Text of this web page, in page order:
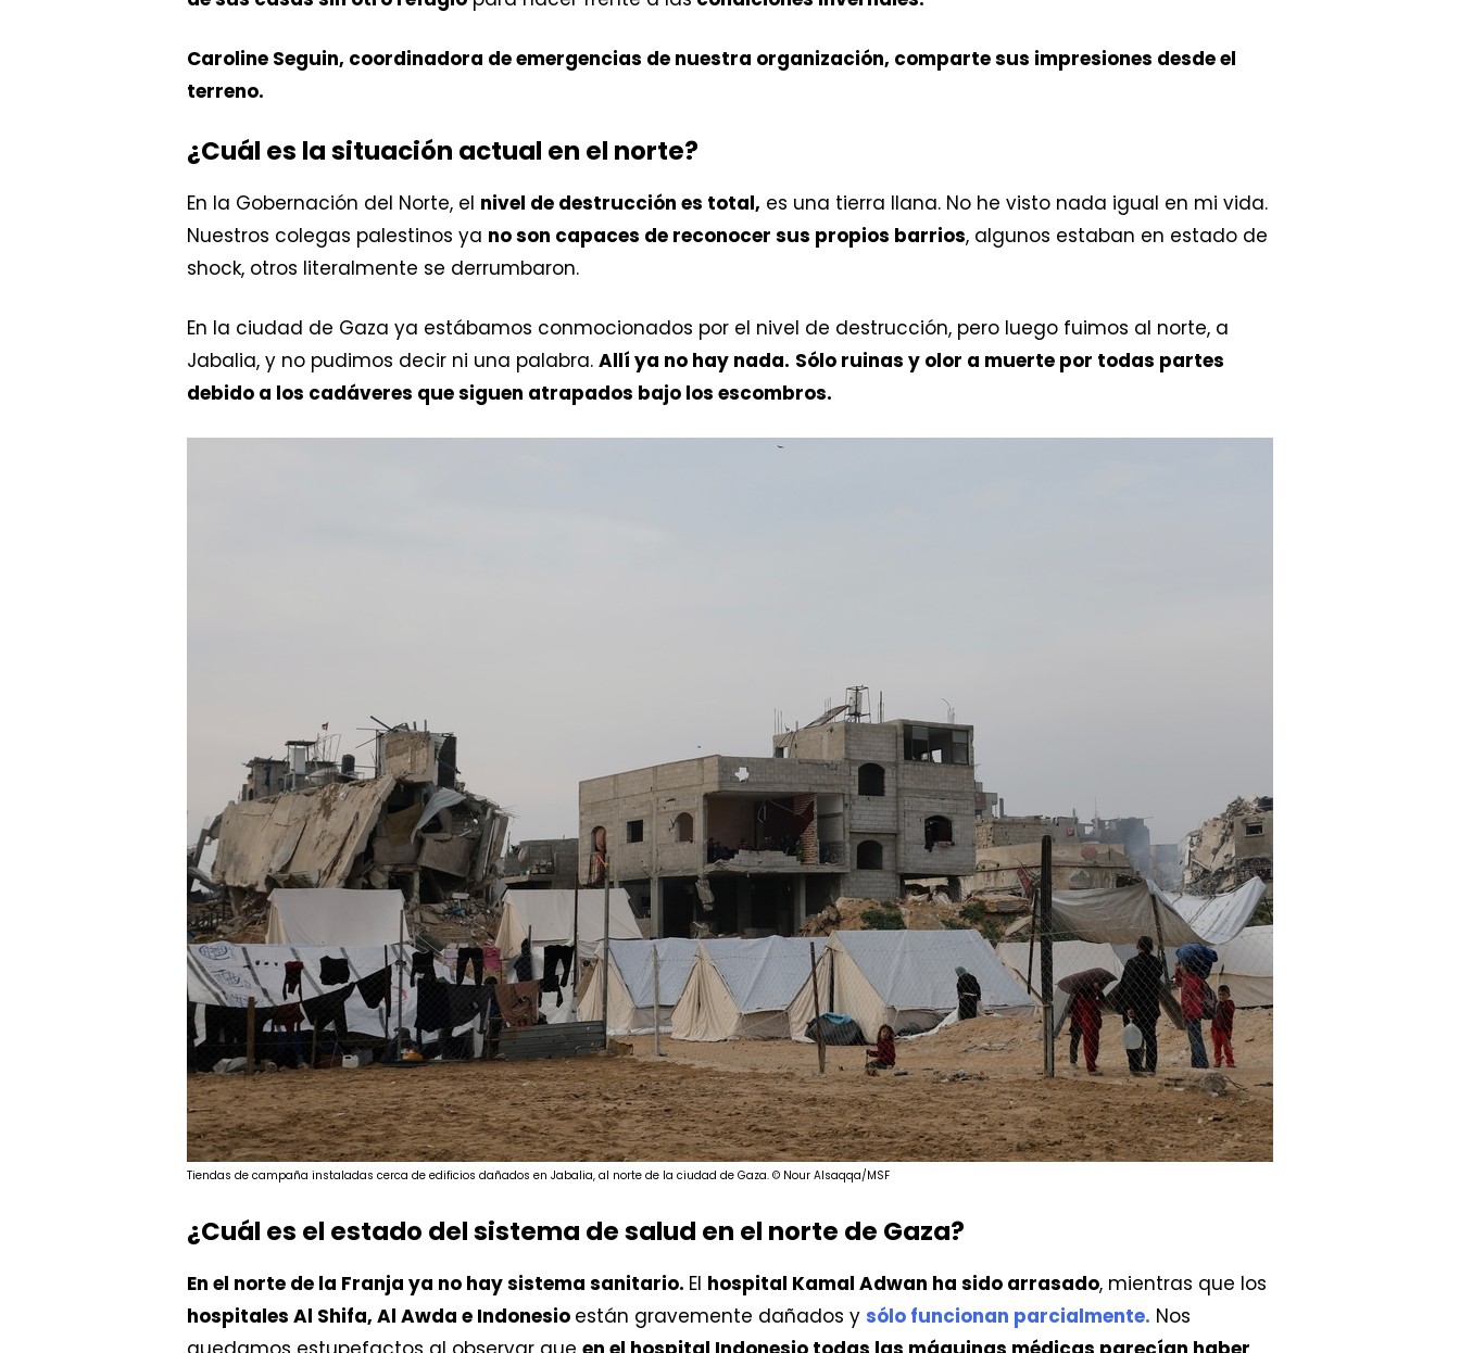
Caroline Seguin, coordinadora de emergencias de nuestra organización, comparte sus impresiones desde el
terreno.
¿Cuál es la situación actual en el norte?
En la Gobernación del Norte, el nivel de destrucción es total, es una tierra llana. No he visto nada igual en mi vida.
Nuestros colegas palestinos ya no son capaces de reconocer sus propios barrios, algunos estaban en estado de
shock, otros literalmente se derrumbaron.
En la ciudad de Gaza ya estábamos conmocionados por el nivel de destrucción, pero luego fuimos al norte, a
Jabalia, y no pudimos decir ni una palabra. Allí ya no hay nada. Sólo ruinas y olor a muerte por todas partes
debido a los cadáveres que siguen atrapados bajo los escombros.
Tiendas de campaña instaladas cerca de edificios dañados en Jabalia, al norte de la ciudad de Gaza. © Nour Alsaqqa/MSF
¿Cuál es el estado del sistema de salud en el norte de Gaza?
En el norte de la Franja ya no hay sistema sanitario. El hospital Kamal Adwan ha sido arrasado, mientras que los
hospitales Al Shifa, Al Awda e Indonesio están gravemente dañados y sólo funcionan parcialmente. Nos